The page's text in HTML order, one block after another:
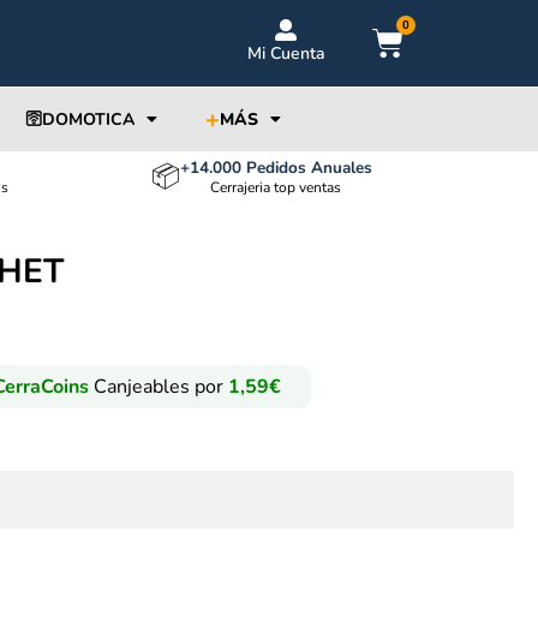
Mi Cuenta
0
🛜DOMOTICA +MÁS
📦+14.000 Pedidos Anuales
Cerrajeria top ventas
Canjeables por 1,59€